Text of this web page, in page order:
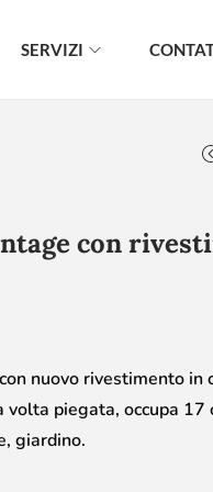
SERVIZI
con
nuovo rivestimento in
piegata, occupa
giardino.